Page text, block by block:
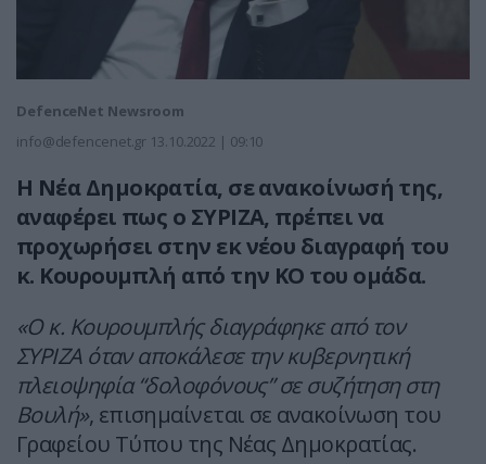
DefenceNet Newsroom
info@defencenet.gr 13.10.2022 | 09:10
Η Νέα Δημοκρατία, σε ανακοίνωσή της,
αναφέρει πως ο ΣΥΡΙΖΑ, πρέπει να
προχωρήσει στην εκ νέου διαγραφή του
κ. Κουρουμπλή από την ΚΟ του ομάδα.
«Ο κ. Κουρουμπλής διαγράφηκε από τον
ΣΥΡΙΖΑ όταν αποκάλεσε την κυβερνητική
πλειοψηφία “δολοφόνους” σε συζήτηση στη
Βουλή», επισημαίνεται σε ανακοίνωση του
Γραφείου Τύπου της Νέας Δημοκρατίας.